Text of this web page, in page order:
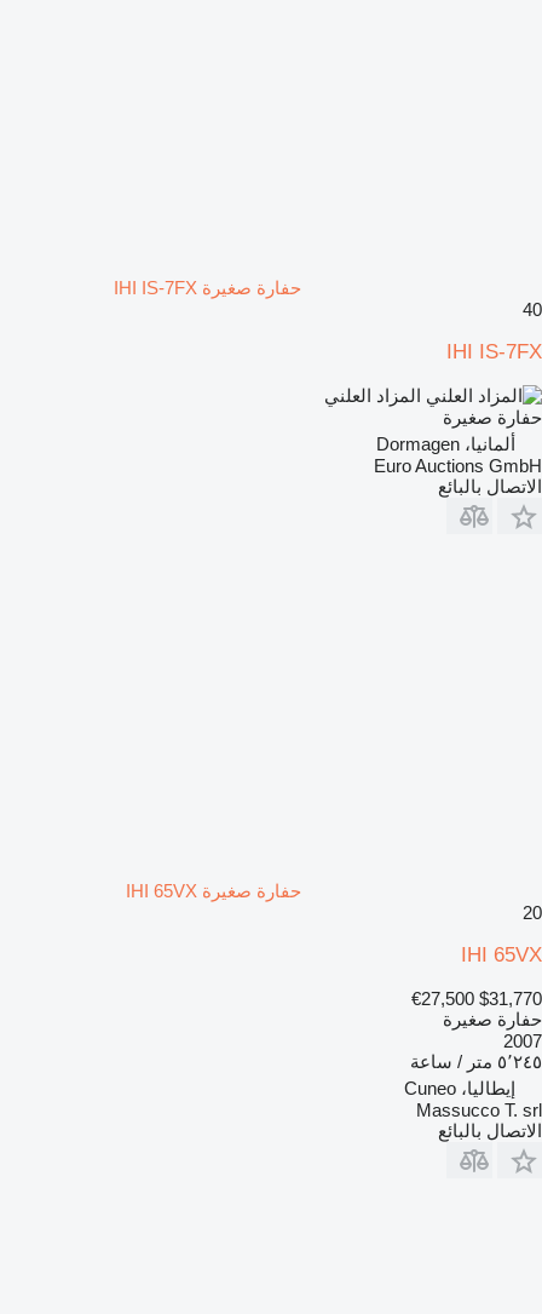
حفارة صغيرة IHI IS-7FX
40
IHI IS-7FX
المزاد العلني
حفارة صغيرة
ألمانيا، Dormagen
Euro Auctions GmbH
الاتصال بالبائع
حفارة صغيرة IHI 65VX
20
IHI 65VX
$31,770
€27,500
حفارة صغيرة
2007
٥٬٢٤٥ متر / ساعة
إيطاليا، Cuneo
Massucco T. srl
الاتصال بالبائع